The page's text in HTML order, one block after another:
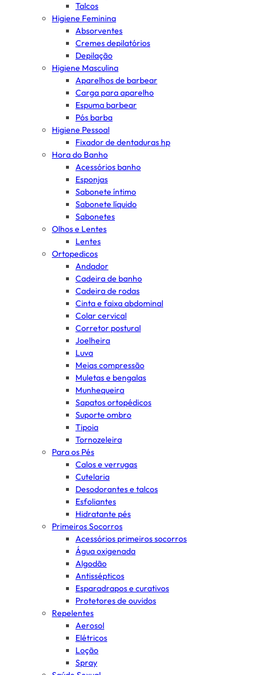
Talcos
Higiene Feminina
Absorventes
Cremes depilatórios
Depilação
Higiene Masculina
Aparelhos de barbear
Carga para aparelho
Espuma barbear
Pós barba
Higiene Pessoal
Fixador de dentaduras hp
Hora do Banho
Acessórios banho
Esponjas
Sabonete íntimo
Sabonete líquido
Sabonetes
Olhos e Lentes
Lentes
Ortopedicos
Andador
Cadeira de banho
Cadeira de rodas
Cinta e faixa abdominal
Colar cervical
Corretor postural
Joelheira
Luva
Meias compressão
Muletas e bengalas
Munhequeira
Sapatos ortopédicos
Suporte ombro
Tipoia
Tornozeleira
Para os Pés
Calos e verrugas
Cutelaria
Desodorantes e talcos
Esfoliantes
Hidratante pés
Primeiros Socorros
Acessórios primeiros socorros
Água oxigenada
Algodão
Antissépticos
Esparadrapos e curativos
Protetores de ouvidos
Repelentes
Aerosol
Elétricos
Loção
Spray